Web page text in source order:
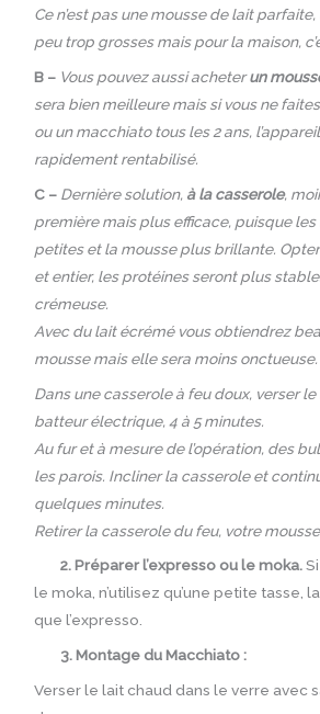
Ce n’est pas une mousse de lait
peu trop grosses mais pour la maison,
B – Vous pouvez aussi acheterun
sera bien meilleure mais si vous ne
ou un macchiato tous les 2 ans,
rapidement rentabilisé.
C – Dernière solution, à la casserole,
première mais plus efficace, puisque
petites et la mousse plus brillante.
et entier, les protéines seront plus
crémeuse.
Avec du lait écrémé vous obtiendrez
mousse mais elle sera moins onctueuse.
Dans une casserole à feu doux, verser
batteur électrique, 4 à 5 minutes.
Au fur et à mesure de l’opération, des
les parois. Incliner la casserole et
quelques minutes.
Retirer la casserole du feu, votre
2. Préparer l’expresso ou le moka.
le moka, n’utilisez qu’une petite tasse,
que l’expresso.
3. Montage du Macchiato :
Verser le lait chaud dans le verre avec